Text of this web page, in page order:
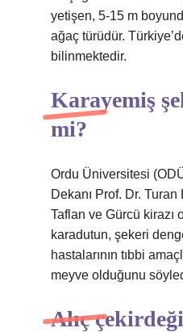
yetişen, 5-15 m
ağaç türüdür.
bilinmektedir.
Karayemiş
mi?
Ordu Üniversitesi
Dekanı Prof. Dr.
Taflan ve Gürcü kirazı
karadutun, şekeri
hastalarının tıbbi
meyve olduğunu
Alıç